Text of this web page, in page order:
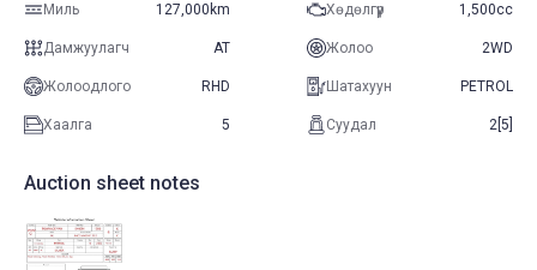
Миль 127,000km Хөдөлгүүр 1,500cc
Дамжуулагч AT Жолоо 2WD
Жолоодлого RHD Шатахуун PETROL
Хаалга 5 Суудал 2[5]
Auction sheet notes